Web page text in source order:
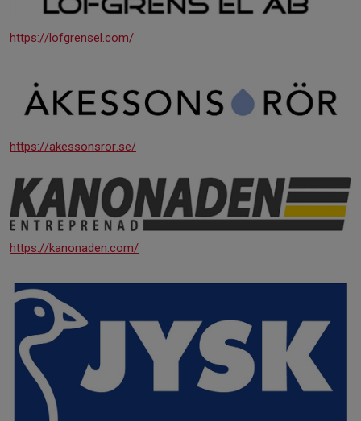
https://lofgrensel.com/
https://akessonsror.se/
https://kanonaden.com/